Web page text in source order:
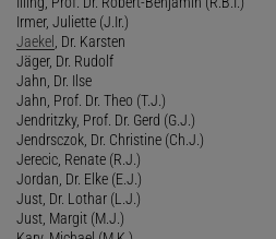
Irmer, Juliette (J.Ir.)
Jaekel , Dr. Karsten
Jäger, Dr. Rudolf
Jahn, Dr. Ilse
Jahn, Prof. Dr. Theo (T.J.)
Jendritzky, Prof. Dr. Gerd (G.J.)
Jendrsczok, Dr. Christine (Ch.J.)
Jerecic, Renate (R.J.)
Jordan, Dr. Elke (E.J.)
Just, Dr. Lothar (L.J.)
Just, Margit (M.J.)